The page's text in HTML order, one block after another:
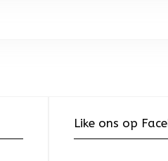
Like ons op